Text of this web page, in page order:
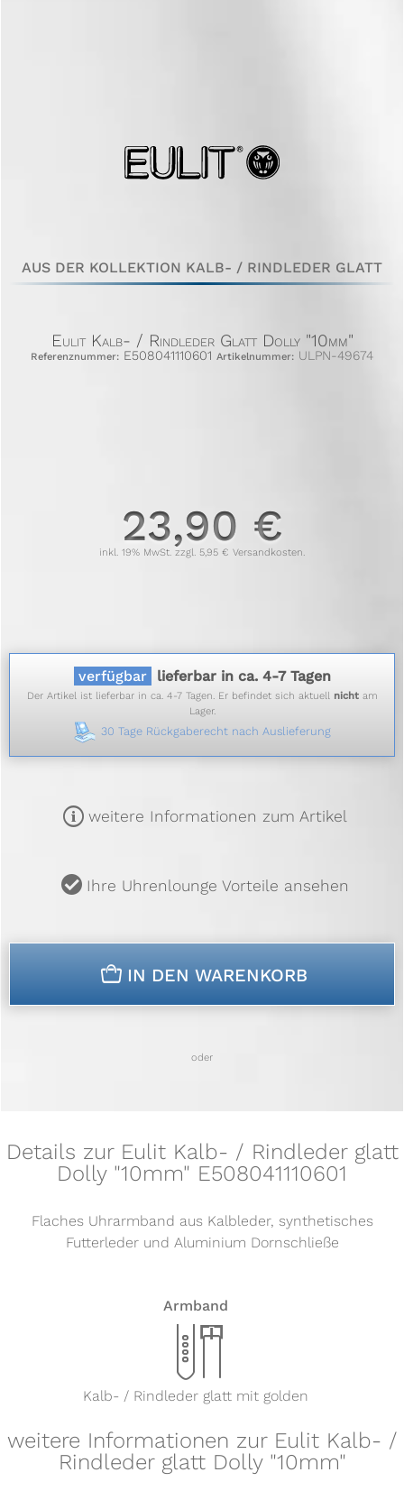
AUS DER KOLLEKTION KALB- / RINDLEDER GLATT
Eulit Kalb- / Rindleder Glatt Dolly "10mm"
Referenznummer: E508041110601 Artikelnummer: ULPN-49674
23,90 €
inkl. 19% MwSt. zzgl. 5,95 € Versandkosten.
verfügbar lieferbar in ca. 4-7 Tagen
Der Artikel ist lieferbar in ca. 4-7 Tagen. Er befindet sich aktuell nichtam
Lager.
30 Tage Rückgaberecht nach Auslieferung
m weitere Informationen zum Artikel
u Ihre Uhrenlounge Vorteile ansehen
n IN DEN WARENKORB
oder
Details zur Eulit Kalb- / Rindleder glatt
Dolly "10mm" E508041110601
Flaches Uhrarmband aus Kalbleder, synthetisches
Futterleder und Aluminium Dornschließe
Armband
x
Kalb- / Rindleder glatt mit golden
weitere Informationen zur Eulit Kalb- /
Rindleder glatt Dolly "10mm"